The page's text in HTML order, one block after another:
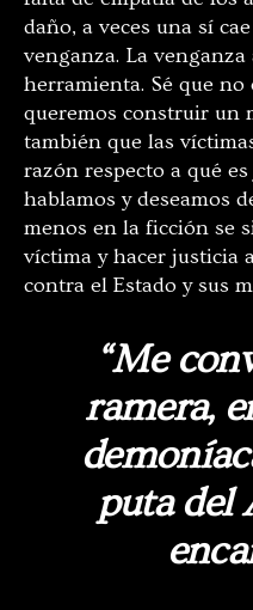
daño, a veces una sí
venganza. La venganza
herramienta. Sé que
queremos construir un
también que las
razón respecto a qué
hablamos y deseamos
menos en la ficción se
víctima y hacer justicia
contra el Estado y sus
“Me
ramera,
puta del